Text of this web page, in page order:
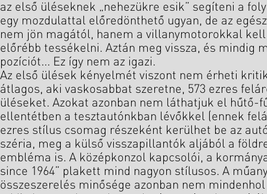
az első üléseknek „nehezükre esik” segíteni a
egy mozdulattal előredönthető ugyan, de az
nem jön magától, hanem a villanymotorokkal
előrébb tessékelni. Aztán meg vissza, és mindig
pozíciót... Ez így nem az igazi.
Az első ülések kényelmét viszont nem érheti
átlagos, aki vaskosabbat szeretne, 573 ezres
üléseket. Azokat azonban nem láthatjuk el hűtő-
ellentétben a tesztautónkban lévőkkel (ennek
ezres stílus csomag részeként kerülhet be az
széria, meg a külső visszapillantók aljából a
embléma is. A középkonzol kapcsolói, a
since 1964” plakett mind nagyon stílusos. A
összeszerelés minősége azonban nem